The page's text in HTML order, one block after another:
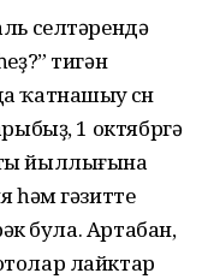
селтәрендә
тигән
ҡатнашыу өсөн
1 октябргә
йыллығына
һәм гәзитте
була. Артабан,
лайктар